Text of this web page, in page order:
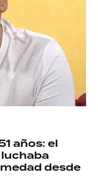
años: el
desde